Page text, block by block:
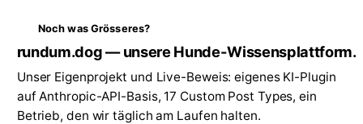
Noch was Grösseres?
rundum.dog — unsere Hunde-Wissensplattform.
Unser Eigenprojekt und Live-Beweis: eigenes KI-Plugin
auf Anthropic-API-Basis, 17 Custom Post Types, ein
Betrieb, den wir täglich am Laufen halten.